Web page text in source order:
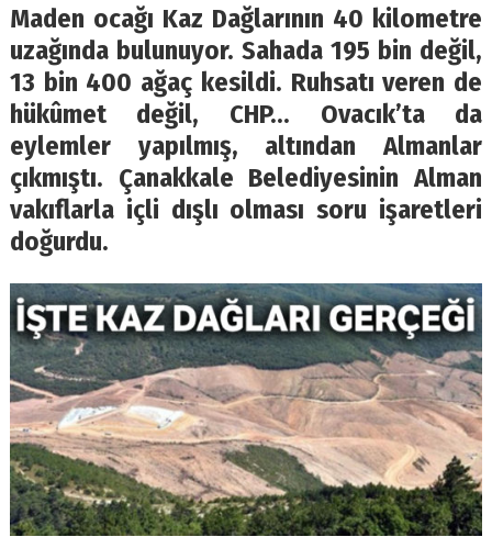
Maden ocağı Kaz Dağlarının 40 kilometre
uzağında bulunuyor. Sahada 195 bin değil,
13 bin 400 ağaç kesildi. Ruhsatı veren de
hükûmet değil, CHP… Ovacık’ta da
eylemler yapılmış, altından Almanlar
çıkmıştı. Çanakkale Belediyesinin Alman
vakıflarla içli dışlı olması soru işaretleri
doğurdu.